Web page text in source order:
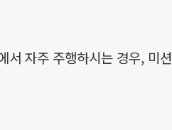
자주 주행하시는 경우, 미